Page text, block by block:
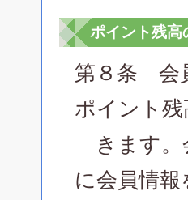
ポイント残高
第８条 会
ポイント
きます。
に会員情